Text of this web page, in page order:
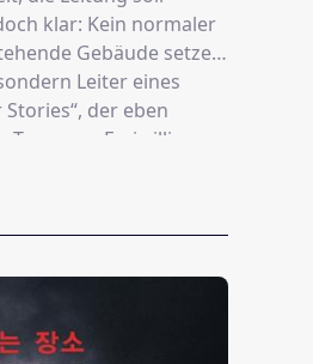
klar: Kein normaler
Gebäude setzen.
Leiter eines
der eben
aus Freiwilligen,